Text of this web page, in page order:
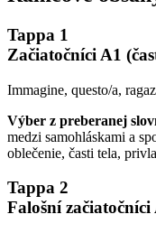
Tappa 1
Začiatočníci A1
Immagine, questo/a,
Výber z preberanej
medzi samohláskami a
oblečenie, časti tela,
Tappa 2
Falošní